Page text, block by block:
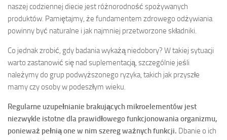
naszej codziennej diecie jest różnorodność spożywanych
produktów. Pamiętajmy, że fundamentem zdrowego odżywiania
powinny być naturalne i jak najmniej przetworzone składniki.
Co jednak zrobić, gdy badania wykażą niedobory? W takiej sytuacji
warto zastanowić się nad suplementacją, szczególnie jeśli
należymy do grup podwyższonego ryzyka, takich jak przyszłe
mamy czy osoby w podeszłym wieku.
Regularne uzupełnianie brakujących mikroelementów jest
niezwykle istotne dla prawidłowego funkcjonowania organizmu,
ponieważ pełnią one w nim szereg ważnych funkcji. Dbanie o ich